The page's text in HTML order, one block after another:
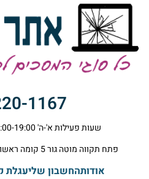
1167
שעות פעילות א'-ה' 10:00-19:00 שישי 10:00-14:00
פתח תקווה מוטה גור 5 קומה ראשונה ימינה מהמעלית עד הסוף
אודותהחשבון שליעגלת